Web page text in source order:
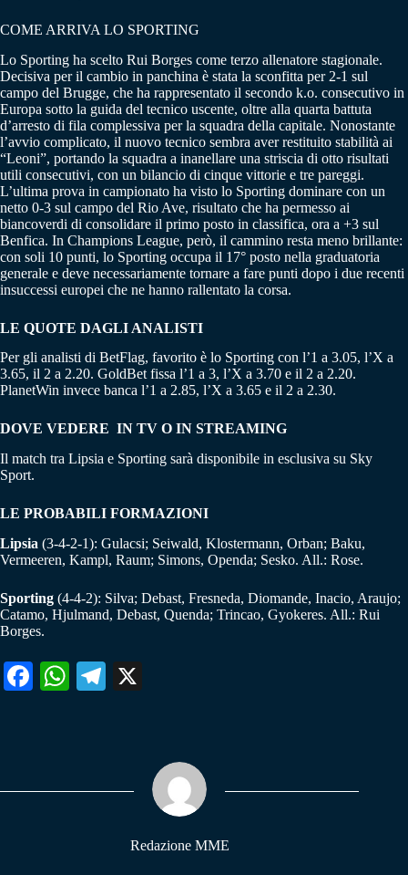
COME ARRIVA LO SPORTING
Lo Sporting ha scelto Rui Borges come terzo allenatore stagionale.
Decisiva per il cambio in panchina è stata la sconfitta per 2-1 sul
campo del Brugge, che ha rappresentato il secondo k.o. consecutivo in
Europa sotto la guida del tecnico uscente, oltre alla quarta battuta
d’arresto di fila complessiva per la squadra della capitale. Nonostante
l’avvio complicato, il nuovo tecnico sembra aver restituito stabilità ai
“Leoni”, portando la squadra a inanellare una striscia di otto risultati
utili consecutivi, con un bilancio di cinque vittorie e tre pareggi.
L’ultima prova in campionato ha visto lo Sporting dominare con un
netto 0-3 sul campo del Rio Ave, risultato che ha permesso ai
biancoverdi di consolidare il primo posto in classifica, ora a +3 sul
Benfica. In Champions League, però, il cammino resta meno brillante:
con soli 10 punti, lo Sporting occupa il 17° posto nella graduatoria
generale e deve necessariamente tornare a fare punti dopo i due recenti
insuccessi europei che ne hanno rallentato la corsa.
LE QUOTE DAGLI ANALISTI
Per gli analisti di BetFlag, favorito è lo Sporting con l’1 a 3.05, l’X a
3.65, il 2 a 2.20. GoldBet fissa l’1 a 3, l’X a 3.70 e il 2 a 2.20.
PlanetWin invece banca l’1 a 2.85, l’X a 3.65 e il 2 a 2.30.
DOVE VEDERE IN TV O IN STREAMING
Il match tra Lipsia e Sporting sarà disponibile in esclusiva su Sky
Sport.
LE PROBABILI FORMAZIONI
Lipsia (3-4-2-1): Gulacsi; Seiwald, Klostermann, Orban; Baku,
Vermeeren, Kampl, Raum; Simons, Openda; Sesko. All.: Rose.
Sporting (4-4-2): Silva; Debast, Fresneda, Diomande, Inacio, Araujo;
Catamo, Hjulmand, Debast, Quenda; Trincao, Gyokeres. All.: Rui
Borges.
Fa W
pp
Te
m
Redazione MME